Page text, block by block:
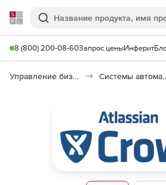
Softline
Поиск
8 (800) 200-08-60Запрос ценыИнферит
Управление бизнесом, CRM/ERP Системы